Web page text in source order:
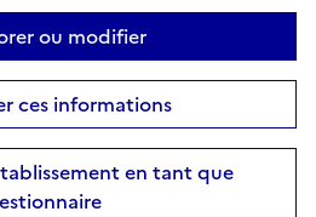
ou modifier
ces informations
en tant que